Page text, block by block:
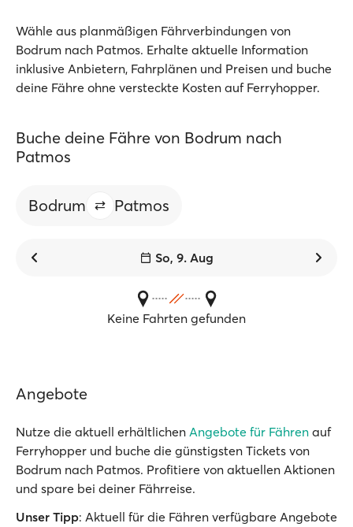
Wähle aus planmäßigen Fährverbindungen von
Bodrum nach Patmos. Erhalte aktuelle Information
inklusive Anbietern, Fahrplänen und Preisen und buche
deine Fähre ohne versteckte Kosten auf Ferryhopper.
Buche deine Fähre von Bodrum nach
Patmos
Bodrum Patmos
So, 9. Aug
Keine Fahrten gefunden
Angebote
Nutze die aktuell erhältlichen Angebote für Fähren auf
Ferryhopper und buche die günstigsten Tickets von
Bodrum nach Patmos. Profitiere von aktuellen Aktionen
und spare bei deiner Fährreise.
Unser Tipp: Aktuell für die Fähren verfügbare Angebote